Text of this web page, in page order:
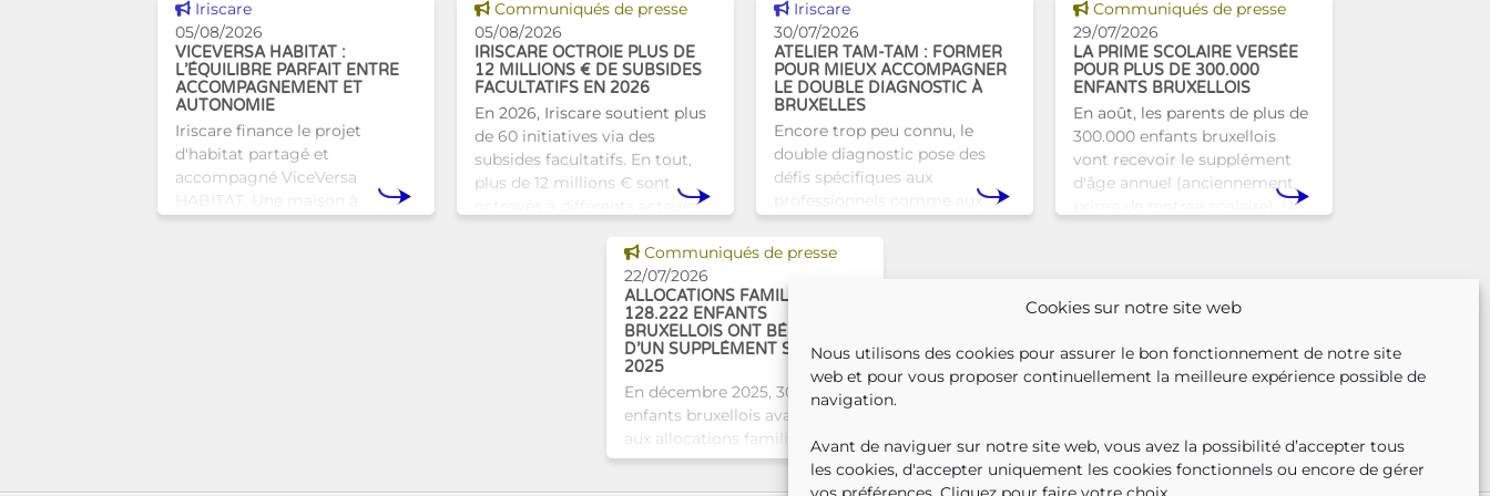
Cookies sur notre site web
Nous utilisons des cookies pour assurer le bon fonctionnement de notre site
web et pour vous proposer continuellement la meilleure expérience possible de
navigation.
Avant de naviguer sur notre site web, vous avez la possibilité d’accepter tous
les cookies, d'accepter uniquement les cookies fonctionnels ou encore de gérer
Voir cette news
Iriscare
05/08/2026
VICEVERSA HABITAT :
L’ÉQUILIBRE PARFAIT ENTRE
ACCOMPAGNEMENT ET
AUTONOMIE
Iriscare finance le projet
d'habitat partagé et
accompagné ViceVersa
HABITAT. Une maison à
Voir cette news
Communiqués de presse
05/08/2026
IRISCARE OCTROIE PLUS DE
12 MILLIONS € DE SUBSIDES
FACULTATIFS EN 2026
En 2026, Iriscare soutient plus
de 60 initiatives via des
subsides facultatifs. En tout,
plus de 12 millions € sont
Voir cette news
Iriscare
30/07/2026
ATELIER TAM-TAM : FORMER
POUR MIEUX ACCOMPAGNER
LE DOUBLE DIAGNOSTIC À
BRUXELLES
Encore trop peu connu, le
double diagnostic pose des
défis spécifiques aux
professionnels comme aux
Tam-Tam apporte une réponse
dest
Voir cette news
Communiqués de presse
29/07/2026
LA PRIME SCOLAIRE VERSÉE
POUR PLUS DE 300.000
ENFANTS BRUXELLOIS
En août, les parents de plus de
300.000 enfants bruxellois
vont recevoir le supplément
d'âge annuel (anciennement
prime de rentrée scolaire). Un
Voir cette news
Communiqués de presse
22/07/2026
ALLOCATIONS FAMILIALES :
128.222 ENFANTS
BRUXELLOIS ONT BÉNÉFICIÉ
D’UN SUPPLÉMENT SOCIAL EN
2025
En décembre 2025, 304.966
enfants bruxellois avaient droit
aux allocations familiales.
Parmi eux, 128.222
bénéficiaient également d’un